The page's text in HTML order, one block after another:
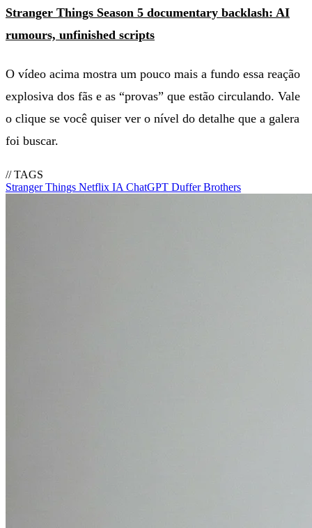
Stranger Things Season 5 documentary backlash: AI
rumours, unfinished scripts
O vídeo acima mostra um pouco mais a fundo essa reação
explosiva dos fãs e as “provas” que estão circulando. Vale
o clique se você quiser ver o nível do detalhe que a galera
foi buscar.
// TAGS
Stranger Things Netflix IA ChatGPT Duffer Brothers